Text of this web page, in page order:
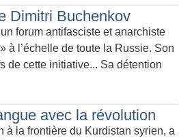
Dimitri Buchenkov
forum antifasciste et anarchiste
» à l’échelle de toute la Russie. Son
de cette initiative... Sa détention
avec la révolution
à la frontière du Kurdistan syrien, a